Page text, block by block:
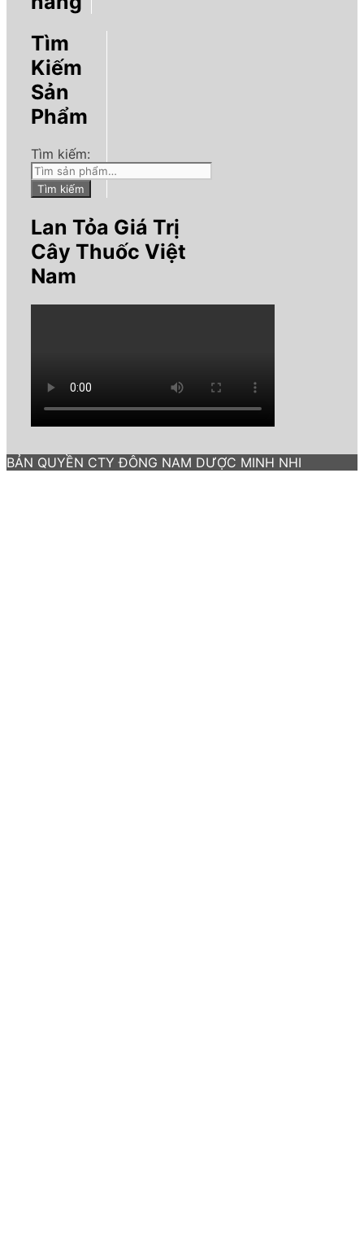
Tìm
Kiếm
Sản
Phẩm
Tìm kiếm:
Tìm kiếm
Lan Tỏa Giá Trị
Cây Thuốc Việt
Nam
BẢN QUYỀN CTY ĐÔNG NAM DƯỢC MINH NHI